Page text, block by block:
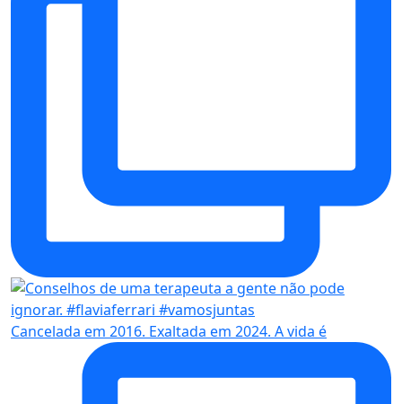
Cancelada em 2016. Exaltada em 2024. A vida é